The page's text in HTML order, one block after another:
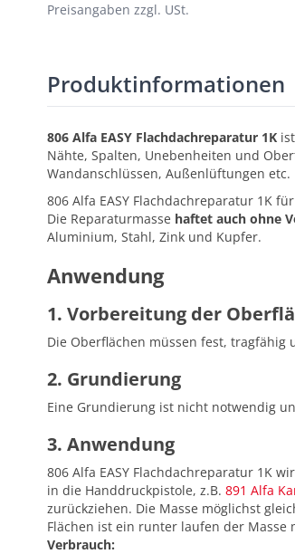
Preisangaben zzgl. USt.
Produktinformationen
806 Alfa EASY Flachdachreparatur 1K ist
Nähte, Spalten, Unebenheiten und
Wandanschlüssen, Außenlüftungen etc.
806 Alfa EASY Flachdachreparatur 1K
Die Reparaturmasse haftet auch ohne
Aluminium, Stahl, Zink und Kupfer.
Anwendung
1. Vorbereitung der
Die Oberflächen müssen fest, tragfähig
2. Grundierung
Eine Grundierung ist nicht notwendig
3. Anwendung
806 Alfa EASY Flachdachreparatur 1K
in die Handdruckpistole, z.B. 891 Alfa
zurückziehen. Die Masse möglichst
Flächen ist ein runter laufen der Masse
Verbrauch: